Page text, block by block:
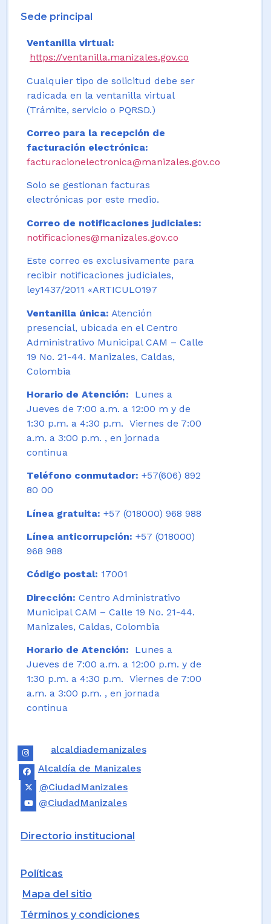
Sede principal
Ventanilla virtual:
https://ventanilla.manizales.gov.co
Cualquier tipo de solicitud debe ser
radicada en la ventanilla virtual
(Trámite, servicio o PQRSD.)
Correo para la recepción de
facturación electrónica:
facturacionelectronica@manizales.gov.co
Solo se gestionan facturas
electrónicas por este medio.
Correo de notificaciones judiciales:
notificaciones@manizales.gov.co
Este correo es exclusivamente para
recibir notificaciones judiciales,
ley1437/2011 «ARTICULO197
Ventanilla única: Atención
presencial, ubicada en el Centro
Administrativo Municipal CAM – Calle
19 No. 21-44. Manizales, Caldas,
Colombia
Horario de Atención:
Lunes a
Jueves de 7:00 a.m. a 12:00 m y de
1:30 p.m. a 4:30 p.m. Viernes de 7:00
a.m. a 3:00 p.m. , en jornada
continua
Teléfono conmutador: +57(606) 892
80 00
Línea gratuita: +57 (018000) 968 988
Línea anticorrupción: +57 (018000)
968 988
Código postal: 17001
Dirección: Centro Administrativo
Municipal CAM – Calle 19 No. 21-44.
Manizales, Caldas, Colombia
Horario de Atención: Lunes a
Jueves de 7:00 a.m. a 12:00 p.m. y de
1:30 p.m. a 4:30 p.m. Viernes de 7:00
a.m. a 3:00 p.m. , en jornada
continua
alcaldiademanizales
Alcaldía de Manizales
@CiudadManizales
@CiudadManizales
Directorio institucional
Políticas
Mapa del sitio
Términos y condiciones